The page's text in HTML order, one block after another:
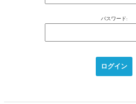
パスワード: